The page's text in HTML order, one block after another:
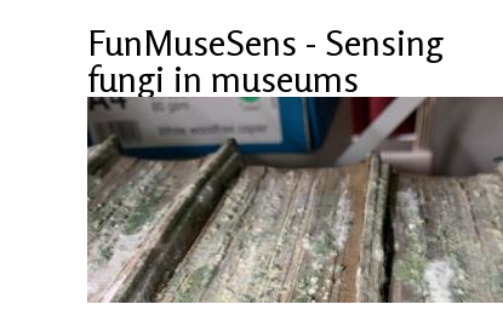
FunMuseSens - Sensing
fungi in museums